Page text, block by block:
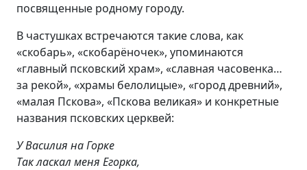
посвященные родному городу.
В частушках встречаются такие слова, как
«скобарь», «скобарёночек», упоминаются
«главный псковский храм», «славная часовенка…
за рекой», «храмы белолицые», «город древний»,
«малая Пскова», «Пскова великая» и конкретные
названия псковских церквей:
У Василия на Горке
Так ласкал меня Егорка,